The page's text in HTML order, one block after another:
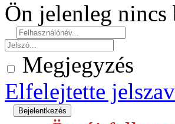
Ön jelenleg
Megjegyzés
Elfelejtette